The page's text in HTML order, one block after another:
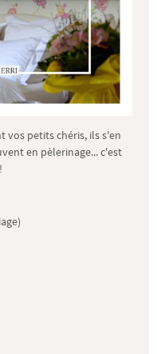
vos petits chéris, ils s'en
en pèlerinage... c'est